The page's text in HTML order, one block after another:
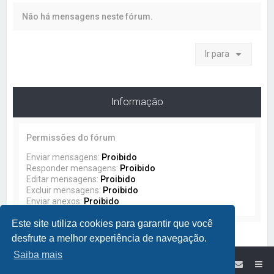
Este site utiliza cookies para garantir que você
desfrute a melhor experiência de navegação.
Saiba mais
Não há mensagens neste fórum.
Ir para
Informação
Permissões do fórum
Enviar mensagens: Proibido
Responder mensagens: Proibido
Editar mensagens: Proibido
Excluir mensagens: Proibido
Enviar anexos: Proibido